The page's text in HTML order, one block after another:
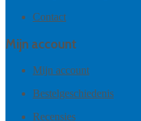
Contact
Mijn account
Mijn account
Bestelgeschiedenis
Recensies